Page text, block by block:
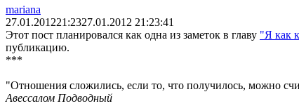
mariana
27.01.201221:2327.01.2012 21:23:41
Этот пост планировался как одна из заметок в главу "Я как
публикацию.
***
"Отношения сложились, если то, что получилось, можно
Авессалом Подводный